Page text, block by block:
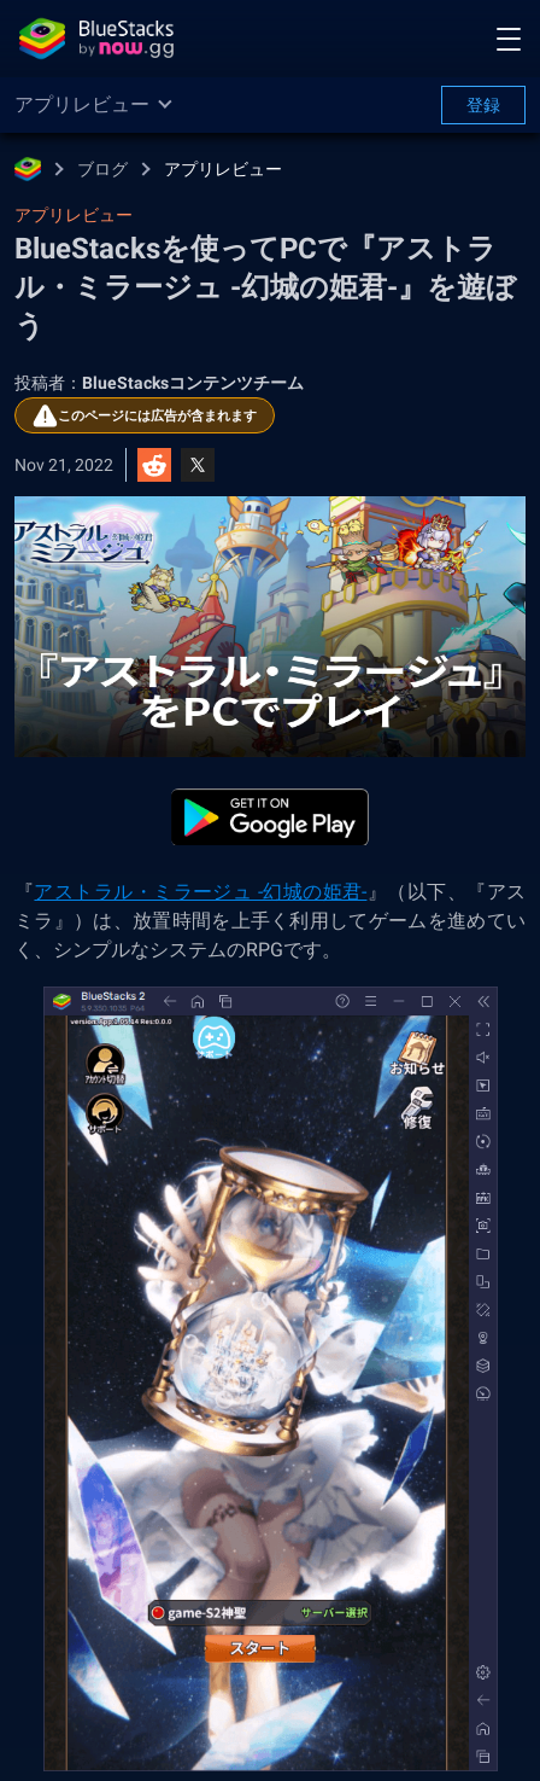
アプリレビュー 登録
ブログ アプリレビュー
アプリレビュー
BlueStacksを使ってPCで『アストラ
ル・ミラージュ -幻城の姫君-』を遊ぼ
う
投稿者： BlueStacksコンテンツチーム
このページには広告が含まれます
Nov 21, 2022
『アストラル・ミラージュ -幻城の姫君-』（以下、『アス
ミラ』）は、放置時間を上手く利用してゲームを進めてい
く、シンプルなシステムのRPGです。